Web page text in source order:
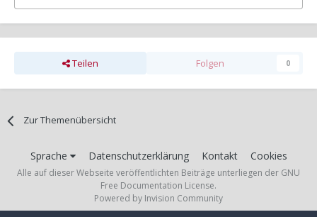
Teilen Folgen 0
Zur Themenübersicht
Sprache Datenschutzerklärung Kontakt Cookies
Alle auf dieser Webseite veröffentlichten Beiträge unterliegen der GNU
Free Documentation License.
Powered by Invision Community